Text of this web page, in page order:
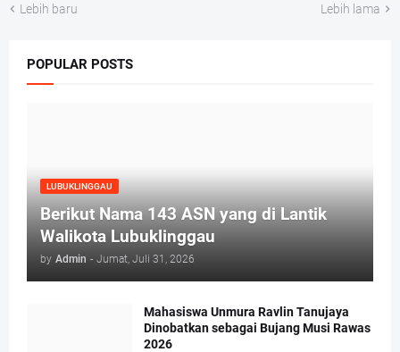
Lebih baru Lebih lama
POPULAR POSTS
LUBUKLINGGAU
Berikut Nama 143 ASN yang di Lantik
Walikota Lubuklinggau
by Admin - Jumat, Juli 31, 2026
Mahasiswa Unmura Ravlin Tanujaya
Dinobatkan sebagai Bujang Musi Rawas
2026